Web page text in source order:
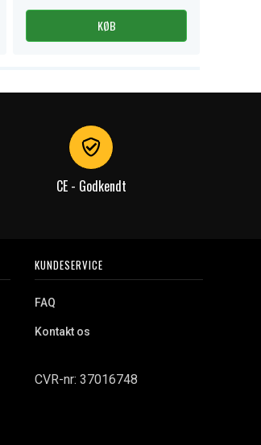
KØB
CE - Godkendt
KUNDESERVICE
FAQ
Kontakt os
CVR-nr: 37016748